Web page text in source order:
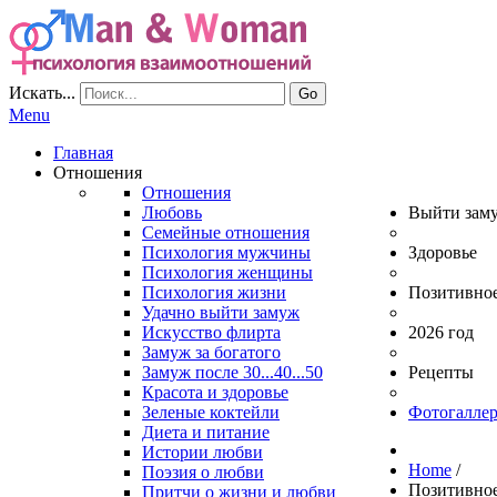
Искать... Go
Menu
Главная
Отношения
Отношения
Любовь
Семейные отношения
Психология мужчины
Психология женщины
Психология жизни
Выйти
Удачно выйти замуж
Искусство флирта
Замуж за богатого
Замуж после 30...40...50
Здоровье
Красота и здоровье
Зеленые коктейли
Диета и питание
Истории любви
Поэзия о любви
Притчи о жизни и любви
2026 год
Рецепты
Home /